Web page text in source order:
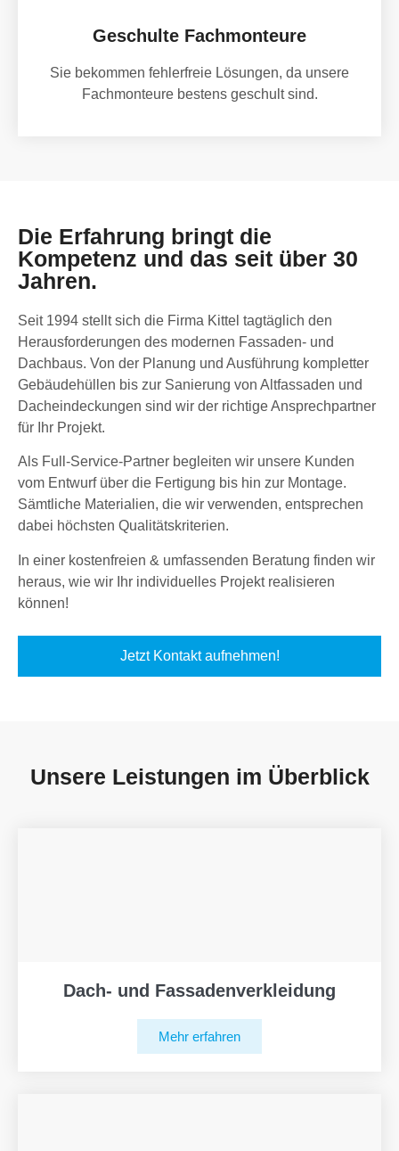
Geschulte Fachmonteure
Sie bekommen fehlerfreie Lösungen, da unsere
Fachmonteure bestens geschult sind.
Die Erfahrung bringt die
Kompetenz und das seit über 30
Jahren.
Seit 1994 stellt sich die Firma Kittel tagtäglich den
Herausforderungen des modernen Fassaden- und
Dachbaus. Von der Planung und Ausführung kompletter
Gebäudehüllen bis zur Sanierung von Altfassaden und
Dacheindeckungen sind wir der richtige Ansprechpartner
für Ihr Projekt.
Als Full-Service-Partner begleiten wir unsere Kunden
vom Entwurf über die Fertigung bis hin zur Montage.
Sämtliche Materialien, die wir verwenden, entsprechen
dabei höchsten Qualitätskriterien.
In einer kostenfreien & umfassenden Beratung finden wir
heraus, wie wir Ihr individuelles Projekt realisieren
können!
Jetzt Kontakt aufnehmen!
Unsere Leistungen im Überblick
Dach- und Fassadenverkleidung
Mehr erfahren